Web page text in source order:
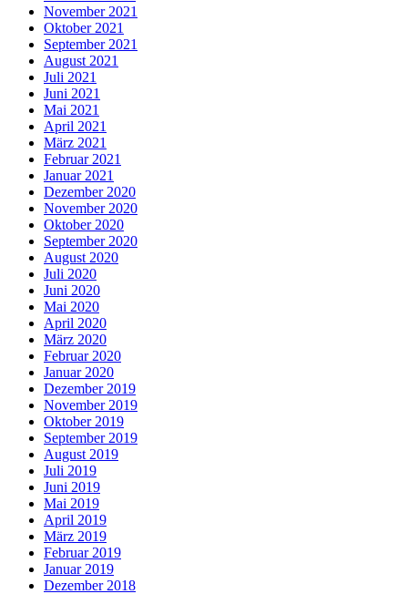
November 2021
Oktober 2021
September 2021
August 2021
Juli 2021
Juni 2021
Mai 2021
April 2021
März 2021
Februar 2021
Januar 2021
Dezember 2020
November 2020
Oktober 2020
September 2020
August 2020
Juli 2020
Juni 2020
Mai 2020
April 2020
März 2020
Februar 2020
Januar 2020
Dezember 2019
November 2019
Oktober 2019
September 2019
August 2019
Juli 2019
Juni 2019
Mai 2019
April 2019
März 2019
Februar 2019
Januar 2019
Dezember 2018